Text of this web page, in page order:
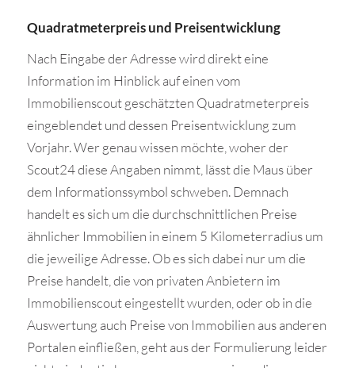
Quadratmeterpreis und Preisentwicklung
Nach Eingabe der Adresse wird direkt eine
Information im Hinblick auf einen vom
Immobilienscout geschätzten Quadratmeterpreis
eingeblendet und dessen Preisentwicklung zum
Vorjahr. Wer genau wissen möchte, woher der
Scout24 diese Angaben nimmt, lässt die Maus über
dem Informationssymbol schweben. Demnach
handelt es sich um die durchschnittlichen Preise
ähnlicher Immobilien in einem 5 Kilometerradius um
die jeweilige Adresse. Ob es sich dabei nur um die
Preise handelt, die von privaten Anbietern im
Immobilienscout eingestellt wurden, oder ob in die
Auswertung auch Preise von Immobilien aus anderen
Portalen einfließen, geht aus der Formulierung leider